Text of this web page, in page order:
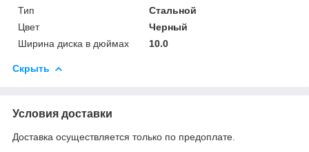
Тип
Стальной
Цвет
Черный
Ширина диска в дюймах
10.0
Скрыть
Условия доставки
Доставка осуществляется только по предоплате.